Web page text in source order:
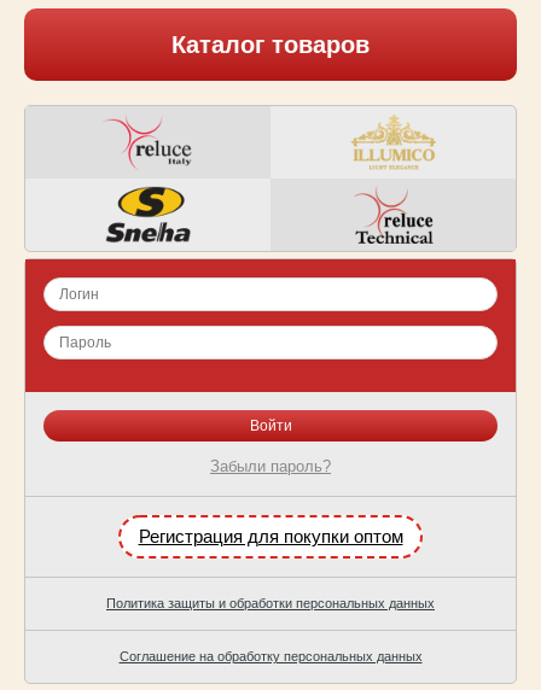
Каталог товаров
Забыли пароль?
Регистрация для покупки оптом
Политика защиты и обработки персональных данных
Соглашение на обработку персональных данных